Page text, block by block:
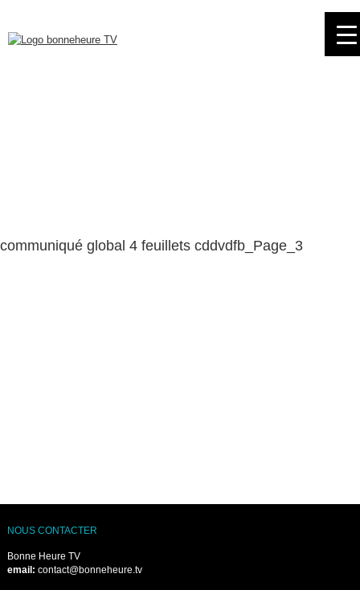
navigation
communiqué global 4 feuillets cddvdfb_Page_3
NOUS CONTACTER
Bonne Heure TV
email: contact@bonneheure.tv